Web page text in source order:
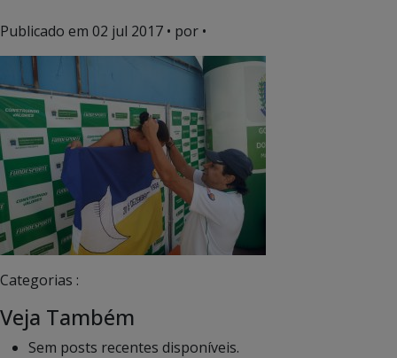
Publicado em 02 jul 2017 • por •
Categorias :
Veja Também
Sem posts recentes disponíveis.